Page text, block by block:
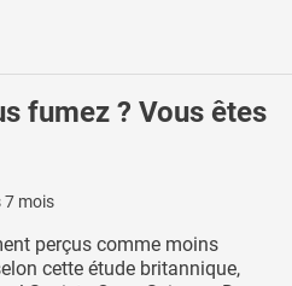
fumez ? Vous êtes
7 mois
perçus comme moins
cette étude britannique,